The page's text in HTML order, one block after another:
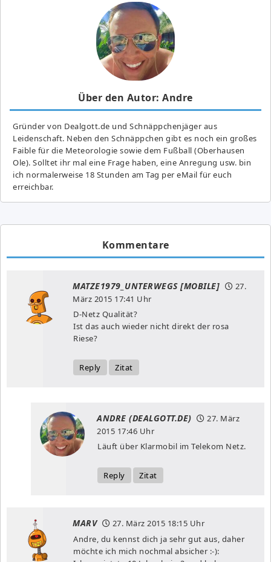
Über den Autor: Andre
Gründer von Dealgott.de und Schnäppchenjäger aus
Leidenschaft. Neben den Schnäppchen gibt es noch ein großes
Fai­ble für die Meteorologie sowie dem Fußball (Oberhausen
Ole). Solltet ihr mal eine Frage haben, eine Anregung usw. bin
ich normalerweise 18 Stunden am Tag per eMail für euch
erreichbar.
Kommentare
MATZE1979_UNTERWEGS [MOBILE]
27.
März 2015 17:41 Uhr
D-Netz Qualität?
Ist das auch wieder nicht direkt der rosa
Riese?
Reply Zitat
ANDRE (DEALGOTT.DE)
27. März
2015 17:46 Uhr
Läuft über Klarmobil im Telekom Netz.
Reply Zitat
MARV 27. März 2015 18:15 Uhr
Andre, du kennst dich ja sehr gut aus, daher
möchte ich mich nochmal absicher :-):